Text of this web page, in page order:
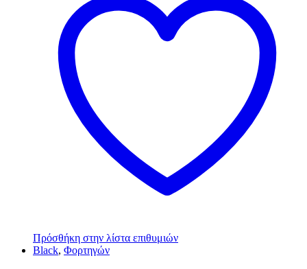
Πρόσθήκη στην λίστα επιθυμιών
Black, Φορτηγών